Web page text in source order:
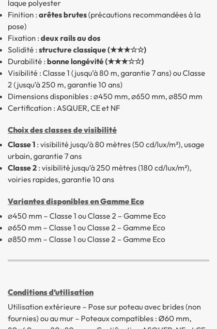
laque polyester
Finition : arêtes brutes(précautions recommandées à la
pose)
Fixation : deux rails au dos
Solidité : structure classique (★★★☆☆)
Durabilité : bonne longévité (★★★☆☆)
Visibilité : Classe 1 (jusqu’à 80 m, garantie 7 ans) ou Classe
2 (jusqu’à 250 m, garantie 10 ans)
Dimensions disponibles : ⌀450 mm, ⌀650 mm, ⌀850 mm
Certification : ASQUER, CE et NF
Choix des classes de visibilité
Classe 1 : visibilité jusqu’à 80 mètres (50 cd/lux/m²), usage
urbain, garantie 7 ans
Classe 2 : visibilité jusqu’à 250 mètres (180 cd/lux/m²),
voiries rapides, garantie 10 ans
Variantes disponibles en Gamme Eco
⌀450 mm – Classe 1 ou Classe 2 – Gamme Eco
⌀650 mm – Classe 1 ou Classe 2 – Gamme Eco
⌀850 mm – Classe 1 ou Classe 2 – Gamme Eco
Conditions d’utilisation
Utilisation extérieure – Pose sur poteau avec brides (non
fournies) ou au mur – Poteaux compatibles : Ø60 mm,